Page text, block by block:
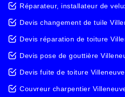
Réparateur, installateur de
Devis changement de tuile
Devis réparation de toiture
Devis pose de gouttière
Devis fuite de toiture
Couvreur charpentier